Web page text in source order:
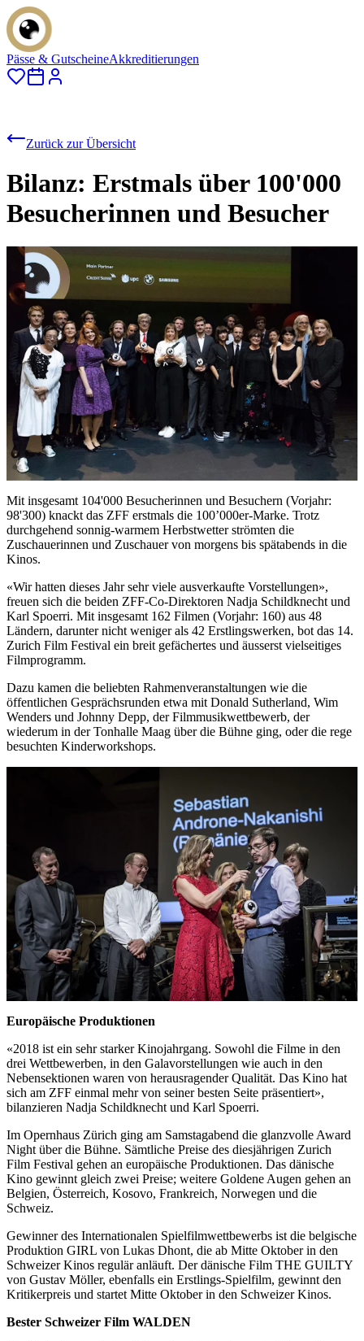
Pässe & GutscheineAkkreditierungen
Zurück zur Übersicht
Bilanz: Erstmals über 100'000
Besucherinnen und Besucher
Mit insgesamt 104'000 Besucherinnen und Besuchern (Vorjahr:
98'300) knackt das ZFF erstmals die 100’000er-Marke. Trotz
durchgehend sonnig-warmem Herbstwetter strömten die
Zuschauerinnen und Zuschauer von morgens bis spätabends in die
Kinos.
«Wir hatten dieses Jahr sehr viele ausverkaufte Vorstellungen»,
freuen sich die beiden ZFF-Co-Direktoren Nadja Schildknecht und
Karl Spoerri. Mit insgesamt 162 Filmen (Vorjahr: 160) aus 48
Ländern, darunter nicht weniger als 42 Erstlingswerken, bot das 14.
Zurich Film Festival ein breit gefächertes und äusserst vielseitiges
Filmprogramm.
Dazu kamen die beliebten Rahmenveranstaltungen wie die
öffentlichen Gesprächsrunden etwa mit Donald Sutherland, Wim
Wenders und Johnny Depp, der Filmmusikwettbewerb, der
wiederum in der Tonhalle Maag über die Bühne ging, oder die rege
besuchten Kinderworkshops.
Europäische Produktionen
«2018 ist ein sehr starker Kinojahrgang. Sowohl die Filme in den
drei Wettbewerben, in den Galavorstellungen wie auch in den
Nebensektionen waren von herausragender Qualität. Das Kino hat
sich am ZFF einmal mehr von seiner besten Seite präsentiert»,
bilanzieren Nadja Schildknecht und Karl Spoerri.
Im Opernhaus Zürich ging am Samstagabend die glanzvolle Award
Night über die Bühne. Sämtliche Preise des diesjährigen Zurich
Film Festival gehen an europäische Produktionen. Das dänische
Kino gewinnt gleich zwei Preise; weitere Goldene Augen gehen an
Belgien, Österreich, Kosovo, Frankreich, Norwegen und die
Schweiz.
Gewinner des Internationalen Spielfilmwettbewerbs ist die belgische
Produktion GIRL von Lukas Dhont, die ab Mitte Oktober in den
Schweizer Kinos regulär anläuft. Der dänische Film THE GUILTY
von Gustav Möller, ebenfalls ein Erstlings-Spielfilm, gewinnt den
Kritikerpreis und startet Mitte Oktober in den Schweizer Kinos.
Bester Schweizer Film WALDEN